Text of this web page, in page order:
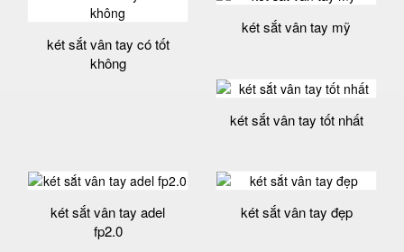
két sắt vân tay có tốt
không
két sắt vân tay mỹ
két sắt vân tay tốt nhất
két sắt vân tay adel
fp2.0
két sắt vân tay đẹp